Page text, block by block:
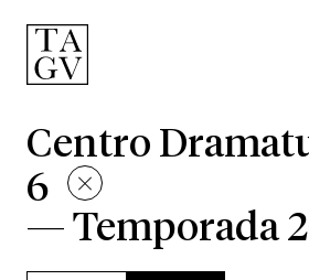
Centro
6
— Temporada